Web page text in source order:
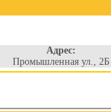
Адрес:
Промышленная ул., 2Б